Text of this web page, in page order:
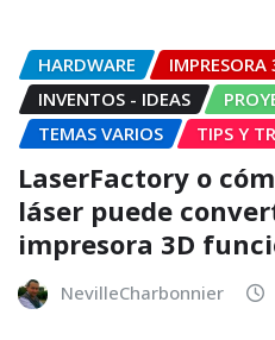
HARDWARE
IMPRESORA
INVENTOS - IDEAS
TEMAS VARIOS
TIPS Y
LaserFactory o
láser puede
impresora 3D
NevilleCharbonnier